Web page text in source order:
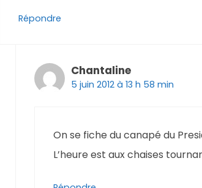
Répondre
Chantaline
5 juin 2012 à 13 h 58 min
On se fiche du canapé du
L’heure est aux chaises